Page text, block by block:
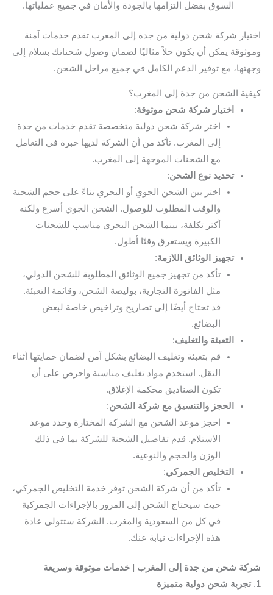
السوق بفضل التزامها بالجودة والأمان في جميع عملياتها.
اختيار شركة شحن دولية من جدة إلى المغرب تقدم خدمات آمنة
وموثوقة يمكن أن يكون حلاً مثاليًا لضمان وصول شحناتك بسلام إلى
وجهتها، مع توفير الدعم الكامل في جميع مراحل الشحن.
كيفية الشحن من جدة إلى المغرب؟
اختيار شركة شحن موثوقة:
اختر شركة شحن دولية متخصصة تقدم خدمات من جدة
إلى المغرب. تأكد من أن الشركة لديها خبرة في التعامل
مع الشحنات الموجهة إلى المغرب.
تحديد نوع الشحن:
اختر بين الشحن الجوي أو البحري بناءً على حجم الشحنة
والوقت المطلوب للوصول. الشحن الجوي أسرع ولكنه
أكثر تكلفة، بينما الشحن البحري مناسب للشحنات
الكبيرة ويستغرق وقتًا أطول.
تجهيز الوثائق اللازمة:
تأكد من تجهيز جميع الوثائق المطلوبة للشحن الدولي،
مثل الفاتورة التجارية، بوليصة الشحن، وقائمة التعبئة.
قد تحتاج أيضًا إلى تصاريح وتراخيص خاصة لبعض
البضائع.
التعبئة والتغليف:
قم بتعبئة وتغليف البضائع بشكل آمن لضمان حمايتها أثناء
النقل. استخدم مواد تغليف مناسبة واحرص على أن
تكون الصناديق محكمة الإغلاق.
الحجز والتنسيق مع شركة الشحن:
احجز موعد الشحن مع الشركة المختارة وحدد موعد
الاستلام. قدم تفاصيل الشحنة للشركة بما في ذلك
الوزن والحجم والنوعية.
التخليص الجمركي:
تأكد من أن شركة الشحن توفر خدمة التخليص الجمركي،
حيث سيحتاج الشحن إلى المرور بالإجراءات الجمركية
في كل من السعودية والمغرب. الشركة ستتولى عادة
هذه الإجراءات نيابة عنك.
شركة شحن من جدة إلى المغرب | خدمات موثوقة وسريعة
1. تجربة شحن دولية متميزة